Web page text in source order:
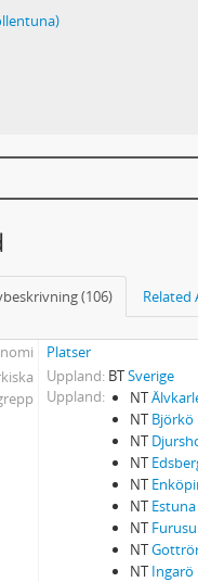
(106)
Platser
Uppland BTSverige
Uppland
NT
NT Björkö
NT
NT
NT
NT Estuna
NT
NT
NT Ingarö